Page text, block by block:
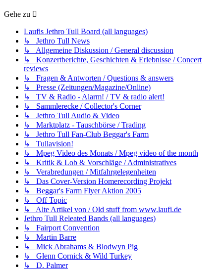
Gehe zu
Laufis Jethro Tull Board (all languages)
↳ Jethro Tull News
↳ Allgemeine Diskussion / General discussion
↳ Konzertberichte, Geschichten & Erlebnisse / Concert
reviews
↳ Fragen & Antworten / Questions & answers
↳ Presse (Zeitungen/Magazine/Online)
↳ TV & Radio - Alarm! / TV & radio alert!
↳ Sammlerecke / Collector's Corner
↳ Jethro Tull Audio & Video
↳ Marktplatz - Tauschbörse / Trading
↳ Jethro Tull Fan-Club Beggar's Farm
↳ Tullavision!
↳ Mpeg Video des Monats / Mpeg video of the month
↳ Kritik & Lob & Vorschläge / Administratives
↳ Verabredungen / Mitfahrgelegenheiten
↳ Das Cover-Version Homerecording Projekt
↳ Beggar's Farm Flyer Aktion 2005
↳ Off Topic
↳ Alte Artikel von / Old stuff from www.laufi.de
Jethro Tull Releated Bands (all languages)
↳ Fairport Convention
↳ Martin Barre
↳ Mick Abrahams & Blodwyn Pig
↳ Glenn Cornick & Wild Turkey
↳ D. Palmer